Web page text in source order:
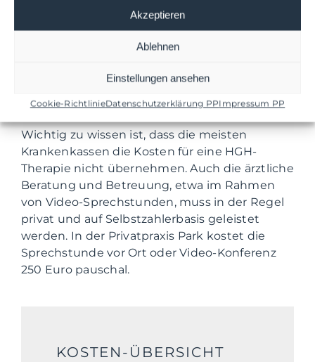
Akzeptieren
Ablehnen
Einstellungen ansehen
Cookie-RichtlinieDatenschutzerklärung PPImpressum PP
ergeben sich Ausgaben von 42 Euro täglich.
Diese Kosten spiegeln die aufwendige
wider und sollten bei der Planung einer
Therapie berücksichtigt werden.
Wichtig zu wissen ist, dass die meisten
Krankenkassen die Kosten für eine HGH-
Therapie nicht übernehmen. Auch die ärztliche
Beratung und Betreuung, etwa im Rahmen
von Video-Sprechstunden, muss in der Regel
privat und auf Selbstzahlerbasis geleistet
werden. In der Privatpraxis Park kostet die
Sprechstunde vor Ort oder Video-Konferenz
250 Euro pauschal.
KOSTEN-ÜBERSICHT